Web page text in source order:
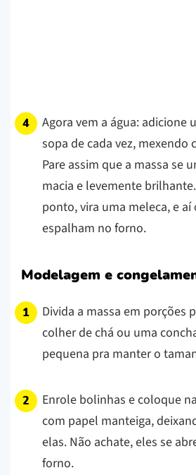
Agora vem a água: adicione
sopa de cada vez, mexendo
Pare assim que a massa se
macia e levemente
ponto, vira uma meleca, e aí
espalham no forno.
Modelagem e
Divida a massa em porções
colher de chá ou uma
pequena pra manter o
Enrole bolinhas e coloque
com papel manteiga,
elas. Não achate, eles se
forno.